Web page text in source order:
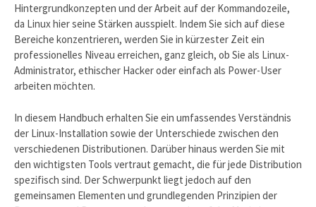
Hintergrundkonzepten und der Arbeit auf der Kommandozeile,
da Linux hier seine Stärken ausspielt. Indem Sie sich auf diese
Bereiche konzentrieren, werden Sie in kürzester Zeit ein
professionelles Niveau erreichen, ganz gleich, ob Sie als Linux-
Administrator, ethischer Hacker oder einfach als Power-User
arbeiten möchten.
In diesem Handbuch erhalten Sie ein umfassendes Verständnis
der Linux-Installation sowie der Unterschiede zwischen den
verschiedenen Distributionen. Darüber hinaus werden Sie mit
den wichtigsten Tools vertraut gemacht, die für jede Distribution
spezifisch sind. Der Schwerpunkt liegt jedoch auf den
gemeinsamen Elementen und grundlegenden Prinzipien der